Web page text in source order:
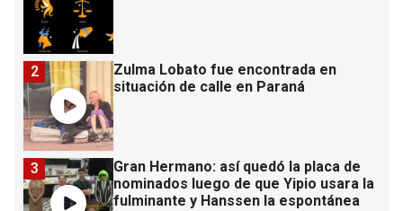
Zulma Lobato fue encontrada en
situación de calle en Paraná
2
Gran Hermano: así quedó la placa de
nominados luego de que Yipio usara la
fulminante y Hanssen la espontánea
3